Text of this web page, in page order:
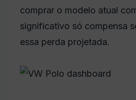
comprar o modelo atual
significativo só compensa
essa perda projetada.